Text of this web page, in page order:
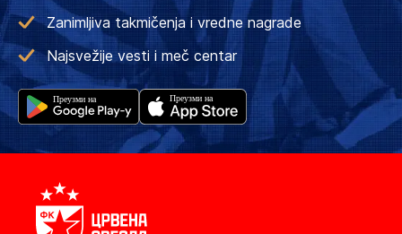
Zanimljiva takmičenja i vredne nagrade
Najsvežije vesti i meč centar